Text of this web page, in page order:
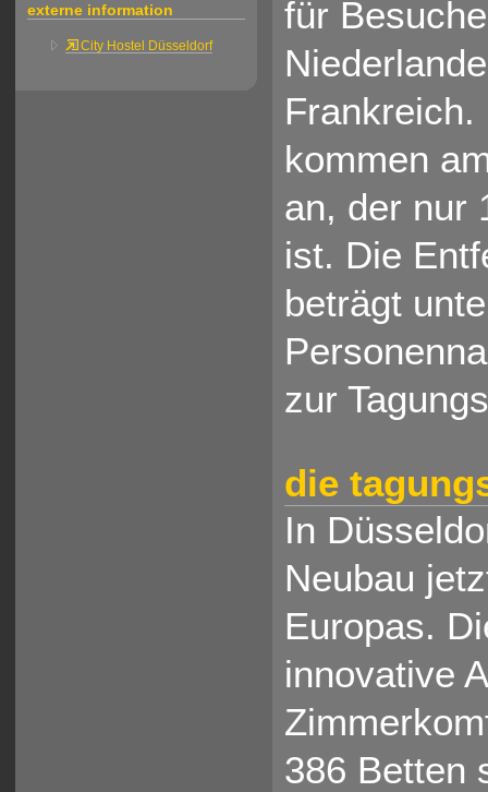
externe information
City Hostel Düsseldorf
für
Frankreich.
kommen
an, der nur
ist. Die
beträgt
zur
die
In
Neubau
Europas.
innovative
386 Betten